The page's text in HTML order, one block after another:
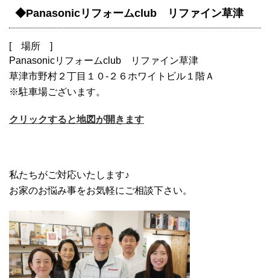
◆Panasonicリフォームclub リファイン草津
[ 場所 ]
Panasonicリフォームclub リファイン草津
草津市野村２丁目１０-２６ホワイトビル１階Ａ
※駐車場ございます。
クリックすると地図が開きます
私たちがご対応いたします♪
お家のお悩み事をお気軽にご相談下さい。